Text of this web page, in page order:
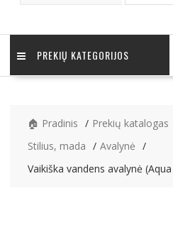
PREKIŲ KATEGORIJOS
🏠 Pradinis Prekių katalogas
Stilius, mada
Avalynė
Vaikiška vandens avalynė